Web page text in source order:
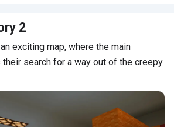
2
exciting map, where the main
their search for a way out of the creepy